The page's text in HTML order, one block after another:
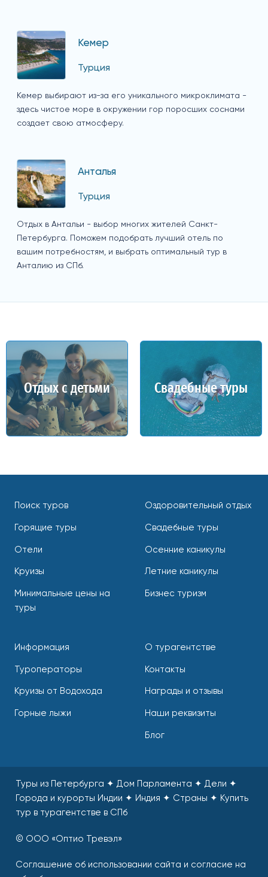
Кемер
Турция
Кемер выбирают из-за его уникального микроклимата -
здесь чистое море в окружении гор поросших соснами
создает свою атмосферу.
Анталья
Турция
Отдых в Антальи - выбор многих жителей Санкт-
Петербурга. Поможем подобрать лучший отель по
вашим потребностям, и выбрать оптимальный тур в
Анталию из СПб.
Отдых с детьми Свадебные туры
Поиск туров
Горящие туры
Отели
Круизы
Минимальные цены на
туры
Оздоровительный отдых
Свадебные туры
Осенние каникулы
Летние каникулы
Бизнес туризм
Информация
Туроператоры
Круизы от Водохода
Горные лыжи
О турагентстве
Контакты
Награды и отзывы
Наши реквизиты
Блог
Туры из Петербурга ✦ Дом Парламента ✦ Дели ✦
Города и курорты Индии ✦ Индия ✦ Страны ✦ Купить
тур в турагентстве в СПб
© ООО «Оптио Тревэл»
Соглашение об использовании сайта и согласие на